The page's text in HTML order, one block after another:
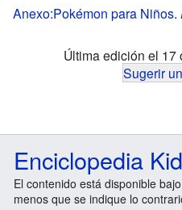
Anexo:Pokémon para Niños.
Última edición el 17
Sugerir
Enciclopedia
El contenido está disponible
menos que se indique lo